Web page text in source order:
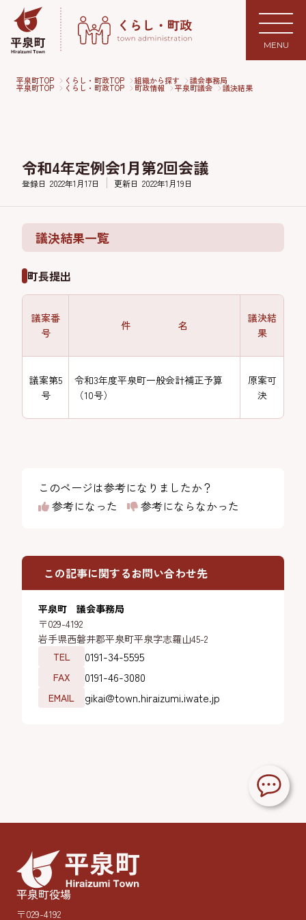
MENU
平泉町TOP くらし・町政TOP 組織から探す 議会事務局
平泉町TOP くらし・町政TOP 町政情報 平泉町議会 議決結果
令和4年定例会1月第2回会議
登録日 2022年1月17日 更新日 2022年1月19日
議決結果一覧
町長提出
議案番
号
件 名
議決結
果
議案第5
号
令和3年度平泉町一般会計補正予算
（10号）
原案可
決
このページは参考になりましたか？
参考になった
参考にならなかった
この記事に関するお問い合わせ先
平泉町 議会事務局
〒029-4192
岩手県西磐井郡平泉町平泉字志羅山45-2
TEL
0191-34-5595
FAX 0191-46-3080
EMAIL gikai@town.hiraizumi.iwate.jp
平泉町役場
〒029-4192